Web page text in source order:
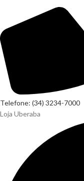
Telefone: (34) 3234-7000
Loja Uberaba